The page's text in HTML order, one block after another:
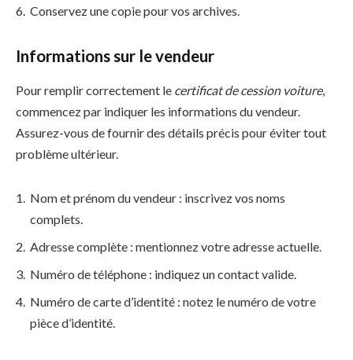
Conservez une copie pour vos archives.
Informations sur le vendeur
Pour remplir correctement le certificat de cession voiture,
commencez par indiquer les informations du vendeur.
Assurez-vous de fournir des détails précis pour éviter tout
problème ultérieur.
Nom et prénom du vendeur : inscrivez vos noms
complets.
Adresse complète : mentionnez votre adresse actuelle.
Numéro de téléphone : indiquez un contact valide.
Numéro de carte d’identité : notez le numéro de votre
pièce d’identité.